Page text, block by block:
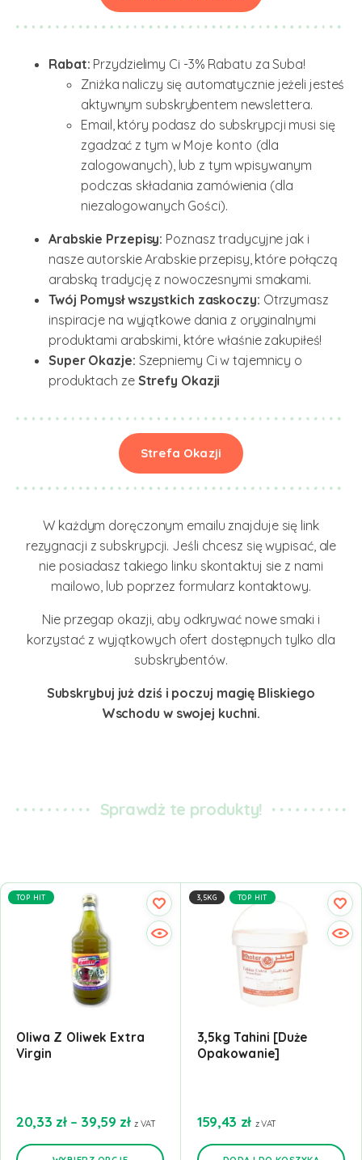
Rabat: Przydzielimy Ci -3% Rabatu za Suba!
Zniżka naliczy się automatycznie jeżeli jesteś
aktywnym subskrybentem newslettera.
Email, który podasz do subskrypcji musi się
zgadzać z tym w Moje konto (dla
zalogowanych), lub z tym wpisywanym
podczas składania zamówienia (dla
niezalogowanych Gości).
Arabskie Przepisy: Poznasz tradycyjne jak i
nasze autorskie Arabskie przepisy, które połączą
arabską tradycję z nowoczesnymi smakami.
Twój Pomysł wszystkich zaskoczy: Otrzymasz
inspiracje na wyjątkowe dania z oryginalnymi
produktami arabskimi, które właśnie zakupiłeś!
Super Okazje: Szepniemy Ci w tajemnicy o
produktach ze Strefy Okazji
Strefa Okazji
W każdym doręczonym emailu znajduje się link
rezygnacji z subskrypcji. Jeśli chcesz się wypisać, ale
nie posiadasz takiego linku skontaktuj sie z nami
mailowo, lub poprzez formularz kontaktowy.
Nie przegap okazji, aby odkrywać nowe smaki i
korzystać z wyjątkowych ofert dostępnych tylko dla
subskrybentów.
Subskrybuj już dziś i poczuj magię Bliskiego
Wschodu w swojej kuchni.
Sprawdż te produkty!
TOP HIT
Oliwa Z Oliwek Extra
Virgin
20,33 zł – 39,59 zł z VAT
3,5KG TOP HIT
3,5kg Tahini [Duże
Opakowanie]
159,43 zł z VAT